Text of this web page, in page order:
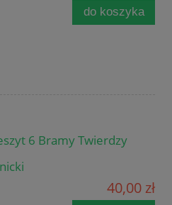
do koszyka
6 Bramy Twierdzy
40,00 zł